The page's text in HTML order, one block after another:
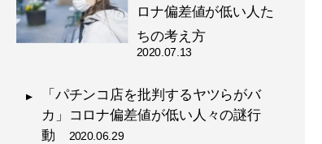
ロナ偏差値が低い人た
ちの考え方
2020.07.13
「パチンコ店を批判するヤツらがバ
カ」コロナ偏差値が低い人々の謎行
動 2020.06.29